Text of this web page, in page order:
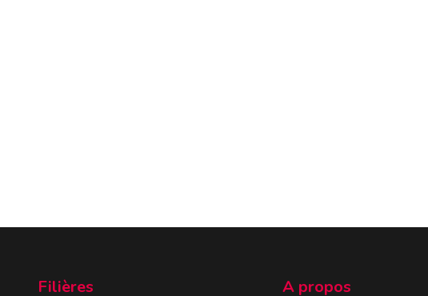
Filières A propos